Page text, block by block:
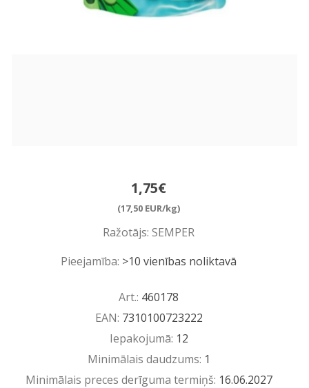
1,75€
(17,50 EUR/kg)
Ražotājs: SEMPER
Pieejamība: >10 vienības noliktavā
Art.: 460178
EAN: 7310100723222
Iepakojumā: 12
Minimālais daudzums: 1
Minimālais preces derīguma termiņš: 16.06.2027